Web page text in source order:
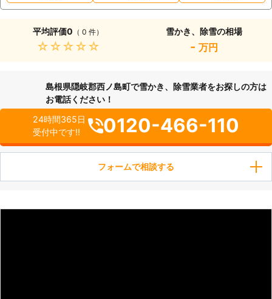
平均評価0 （ 0 件）
★★★★★
雪かき、除雪の相場
- 万円
島根県隠岐郡西ノ島町で雪かき、除雪業者をお探しの方は
お電話ください！
24時間365日
受付中です!!
0120-466-110
フォームで相談する